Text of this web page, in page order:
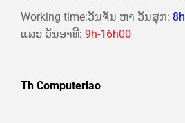
Working time:ວັນຈັນ ຫາ ວັນສຸກ:
ແລະ ວັນອາທີ: 9h-16h00
Th Computerlao